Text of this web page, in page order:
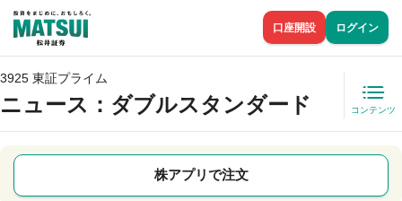
口座開設 ログイン
3925 東証プライム
ニュース ：ダブルスタンダード コンテンツ
株アプリで注文